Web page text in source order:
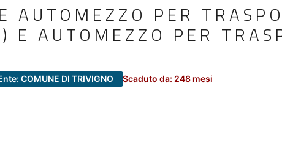
AUTOMEZZO PER
E AUTOMEZZO PER
COMUNE DI TRIVIGNO Scaduto da: 248 mesi